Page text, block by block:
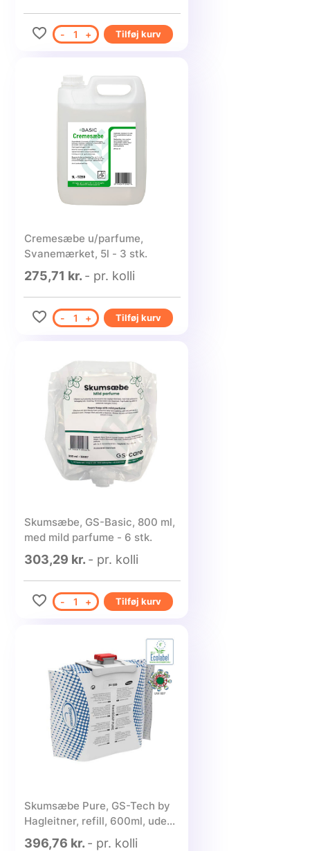
- 1 + Tilføj kurv
Cremesæbe u/parfume,
Svanemærket, 5l - 3 stk.
275,71 kr. - pr. kolli
- 1 + Tilføj kurv
Skumsæbe, GS-Basic, 800 ml,
med mild parfume - 6 stk.
303,29 kr. - pr. kolli
- 1 + Tilføj kurv
Skumsæbe Pure, GS-Tech by
Hagleitner, refill, 600ml, uden
farve og parfume - 6 stk.
396,76 kr. - pr. kolli